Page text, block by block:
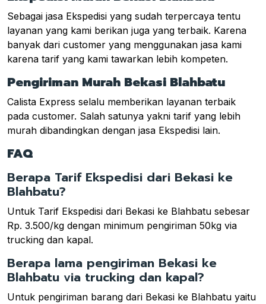
Sebagai jasa Ekspedisi yang sudah terpercaya tentu
layanan yang kami berikan juga yang terbaik. Karena
banyak dari customer yang menggunakan jasa kami
karena tarif yang kami tawarkan lebih kompeten.
Pengiriman Murah Bekasi Blahbatu
Calista Express selalu memberikan layanan terbaik
pada customer. Salah satunya yakni tarif yang lebih
murah dibandingkan dengan jasa Ekspedisi lain.
FAQ
Berapa Tarif Ekspedisi dari Bekasi ke
Blahbatu?
Untuk Tarif Ekspedisi dari Bekasi ke Blahbatu sebesar
Rp. 3.500/kg dengan minimum pengiriman 50kg via
trucking dan kapal.
Berapa lama pengiriman Bekasi ke
Blahbatu via trucking dan kapal?
Untuk pengiriman barang dari Bekasi ke Blahbatu yaitu